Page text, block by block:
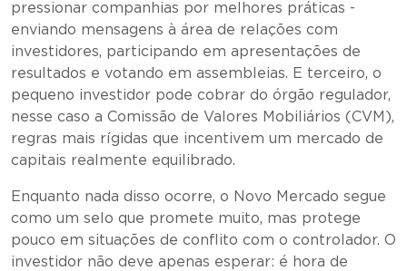
pressionar companhias por melhores práticas -
enviando mensagens à área de relações com
investidores, participando em apresentações de
resultados e votando em assembleias. E terceiro, o
pequeno investidor pode cobrar do órgão regulador,
nesse caso a Comissão de Valores Mobiliários (CVM),
regras mais rígidas que incentivem um mercado de
capitais realmente equilibrado.
Enquanto nada disso ocorre, o Novo Mercado segue
como um selo que promete muito, mas protege
pouco em situações de conflito com o controlador. O
investidor não deve apenas esperar: é hora de